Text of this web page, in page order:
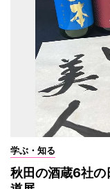
学ぶ・知る
秋田の酒蔵6社の